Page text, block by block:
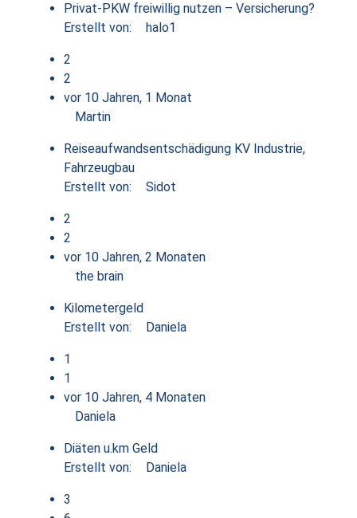
Privat-PKW freiwillig nutzen – Versicherung?
Erstellt von:
halo1
2
2
vor 10 Jahren, 1 Monat
Martin
Reiseaufwandsentschädigung KV Industrie,
Fahrzeugbau
Erstellt von:
Sidot
2
2
vor 10 Jahren, 2 Monaten
the brain
Kilometergeld
Erstellt von:
Daniela
1
1
vor 10 Jahren, 4 Monaten
Daniela
Diäten u.km Geld
Erstellt von:
Daniela
3